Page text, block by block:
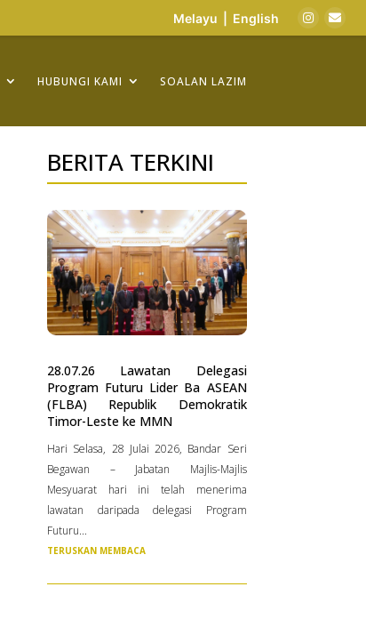
Melayu English
HUBUNGI KAMI SOALAN LAZIM
BERITA TERKINI
28.07.26 Lawatan Delegasi
Program Futuru Lider Ba ASEAN
(FLBA) Republik Demokratik
Timor-Leste ke MMN
Hari Selasa, 28 Julai 2026, Bandar Seri
Begawan – Jabatan Majlis-Majlis
Mesyuarat hari ini telah menerima
lawatan daripada delegasi Program
Futuru...
TERUSKAN MEMBACA